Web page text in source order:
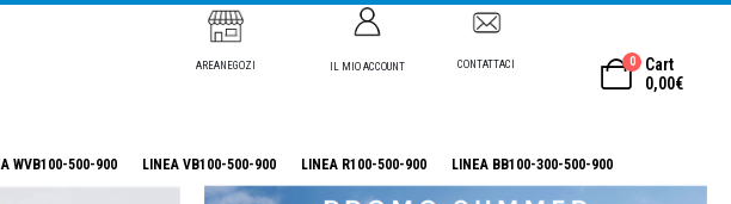
AREANEGOZI IL MIO ACCOUNT CONTATTACI 0
Cart
0,00€
WVB100-500-900 LINEA VB100-500-900 LINEA R100-500-900 LINEA BB100-300-500-900